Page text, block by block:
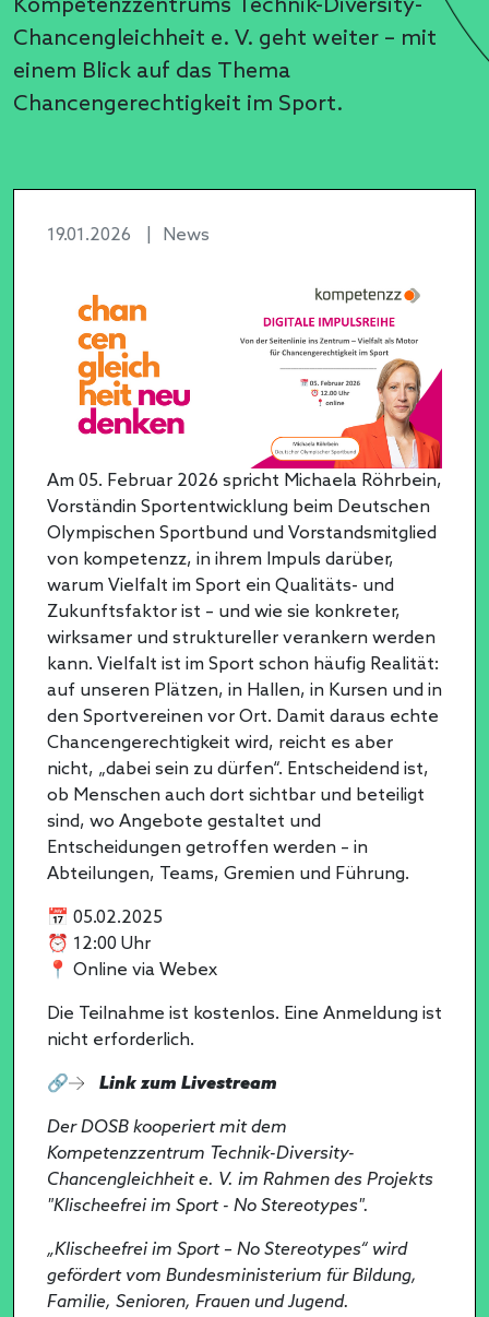
Kompetenzzentrums Technik-Diversity-
Chancengleichheit e. V. geht weiter – mit
einem Blick auf das Thema
Chancengerechtigkeit im Sport.
19.01.2026 News
Am 05. Februar 2026 spricht Michaela Röhrbein,
Vorständin Sportentwicklung beim Deutschen
Olympischen Sportbund und Vorstandsmitglied
von kompetenzz, in ihrem Impuls darüber,
warum Vielfalt im Sport ein Qualitäts- und
Zukunftsfaktor ist – und wie sie konkreter,
wirksamer und struktureller verankern werden
kann. Vielfalt ist im Sport schon häufig Realität:
auf unseren Plätzen, in Hallen, in Kursen und in
den Sportvereinen vor Ort. Damit daraus echte
Chancengerechtigkeit wird, reicht es aber
nicht, „dabei sein zu dürfen“. Entscheidend ist,
ob Menschen auch dort sichtbar und beteiligt
sind, wo Angebote gestaltet und
Entscheidungen getroffen werden – in
Abteilungen, Teams, Gremien und Führung.
📅 05.02.2025
⏰ 12:00 Uhr
📍 Online via Webex
Die Teilnahme ist kostenlos. Eine Anmeldung ist
nicht erforderlich.
🔗 Link zum Livestream
Der DOSB kooperiert mit dem
Kompetenzzentrum Technik-Diversity-
Chancengleichheit e. V. im Rahmen des Projekts
"Klischeefrei im Sport - No Stereotypes".
„Klischeefrei im Sport – No Stereotypes“ wird
gefördert vom Bundesministerium für Bildung,
Familie, Senioren, Frauen und Jugend.